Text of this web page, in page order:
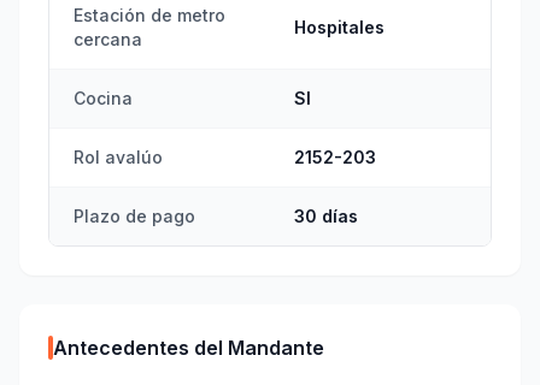
Estación de metro
cercana
Hospitales
Cocina SI
Rol avalúo 2152-203
Plazo de pago 30 días
Antecedentes del Mandante